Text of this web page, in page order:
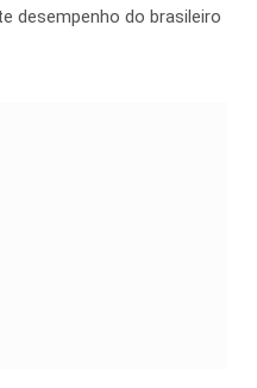
desempenho do brasileiro